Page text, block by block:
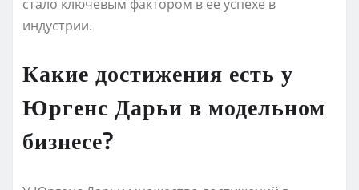
стало ключевым фактором в ее успехе в
индустрии.
Какие достижения есть у
Юргенс Дарьи в модельном
бизнесе?